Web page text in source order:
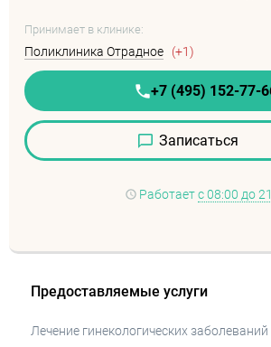
Принимает в клинике:
Поликлиника Отрадное (+1)
+7 (495) 152-77-
Записаться
Работает с 08:00 до
Предоставляемые услуги
Лечение гинекологических заболеваний